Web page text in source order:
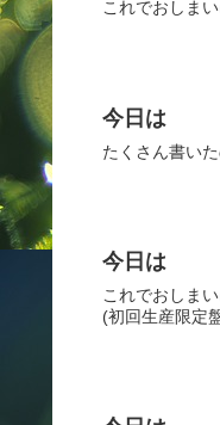
これでおしま
今日は
たくさん書い
今日は
これでおしま
(初回生産限定